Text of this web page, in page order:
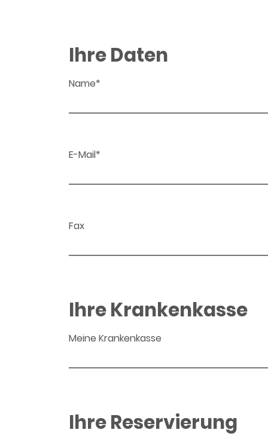
Ihre Daten
Name*
E-Mail*
Fax
Ihre Krankenkasse
Meine Krankenkasse
Ihre Reservierung